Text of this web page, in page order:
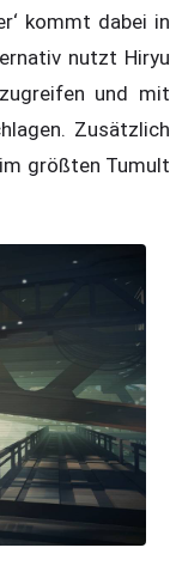
kommt dabei in
nutzt Hiryu
und mit
Zusätzlich
größten Tumult